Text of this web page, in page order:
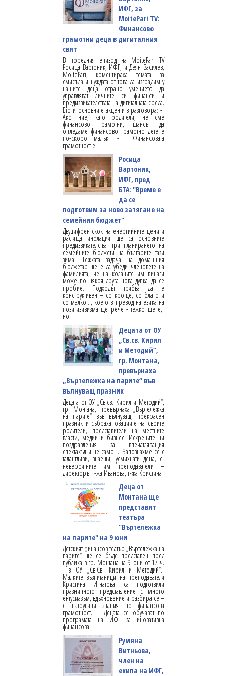
ИФГ, за
MoitePari TV:
Финансово
грамотни деца в дигиталния
свят
В поредния епизод на MoitePari TV
Росица Вартоник, ИФГ, и Деян Василев,
MoitePari, коментираха темата за
смисъла и нуждата от това да изградим у
нашите деца отрано умението да
управляват личните си финанси и
предизвикателствата на дигиталната среда.
Ето и основните акценти в разговора: -
Ако ние, като родители, не сме
финансово грамотни, шансът да
отгледаме финансово грамотно дете е
по-скоро малък. - Финансовата
грамотност е
Росица
Вартоник,
ИФГ, пред
БТА: "Време е
да се
подготвим за ново затягане на
семейния бюджет"
Двуцифрен скок на енергийните цени и
растяща инфлация ще са основните
предизвикателства при планирането на
семейните бюджети на българите тази
зима. Тежката задача на домашния
бюджетар ще е да убеди членовете на
фамилията, че на коланите им винаги
може по някоя друга нова дупка да се
пробие. Подходът трябва да е
конструктивен – со кротце, со благо и
со малко…, което в превод на езика на
позитизивизма ще рече - тежко ще е,
но
Децата от ОУ
„Св.св. Кирил
и Методий“,
гр. Монтана,
превърнаха
„Въртележка на парите“ във
вълнуващ празник
Децата от ОУ „Св.св. Кирил и Методий“,
гр. Монтана, превърнаха „Въртележка
на парите“ във вълнуващ, прекрасен
празник и събраха овациите на своите
родители, представители на местните
власти, медии и бизнес. Искрените ни
поздравления за впечатляващия
спектакъл и не само … Запознахме се с
талантливи, знаещи, усмихнати деца, с
невероятните им преподаватели –
директорът г-жа Иванова, г-жа Кристина
Деца от
Монтана ще
представят
театъра
"Въртележка
на парите" на 9 юни
Детският финансов театър „Въртележка на
парите“ ще се бъде представен пред
публика в гр. Монтана на 9 юни от 17 ч.
в ОУ „Св.Св. Кирил и Методий“.
Малките възпитаници на преподавателя
Кристина Игнатова са подготвили
празничното представление с много
ентусиазъм, вдъхновение и разбира се –
с натрупани знания по финансова
грамотност. Децата се обучават по
програмата на ИФГ за иновативна
финансова
Румяна
Витньова,
член на
екипа на ИФГ,